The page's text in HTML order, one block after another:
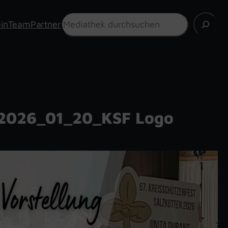
TeamPartner
Suchen
Logo